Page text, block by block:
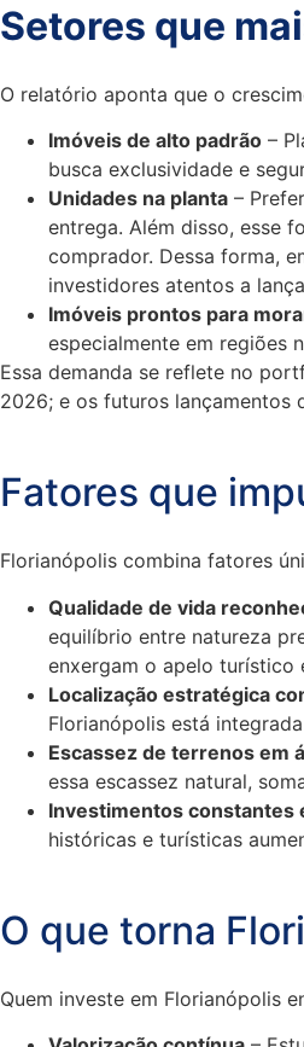
Setores que
O relatório aponta que o
Imóveis de alto padrão –
busca exclusividade e
Unidades na planta –
entrega. Além disso, esse
comprador. Dessa forma,
investidores atentos a
Imóveis prontos para
especialmente em regiões
Essa demanda se reflete no
2026; e os futuros lançamentos
Fatores que
Florianópolis combina fatores
Qualidade de vida
equilíbrio entre natureza
enxergam o apelo turístico
Localização estratégica
Florianópolis está
Escassez de terrenos em
essa escassez natural,
Investimentos constantes
históricas e turísticas
O que torna
Quem investe em Florianópolis